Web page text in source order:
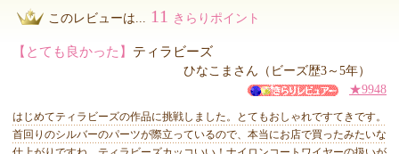
このレビューは... 11 きらりポイント
【とても良かった】 ティラビーズ
ひなこまさん（ビーズ歴3～5年）
★9948
はじめてティラビーズの作品に挑戦しました。とてもおしゃれですてきです。
首回りのシルバーのパーツが際立っているので、本当にお店で買ったみたいな